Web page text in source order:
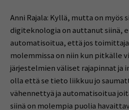
Anni Rajala: Kyllä, mutta on myös
digiteknologia on auttanut siinä,
automatisoitua, että jos
molemmissa on niin kun pitkälle
järjestelmien väliset rajapinnat ja
olla että se tieto liikkuu jo
vähennettyä ja automatisoitua
siinä on molempia puolia